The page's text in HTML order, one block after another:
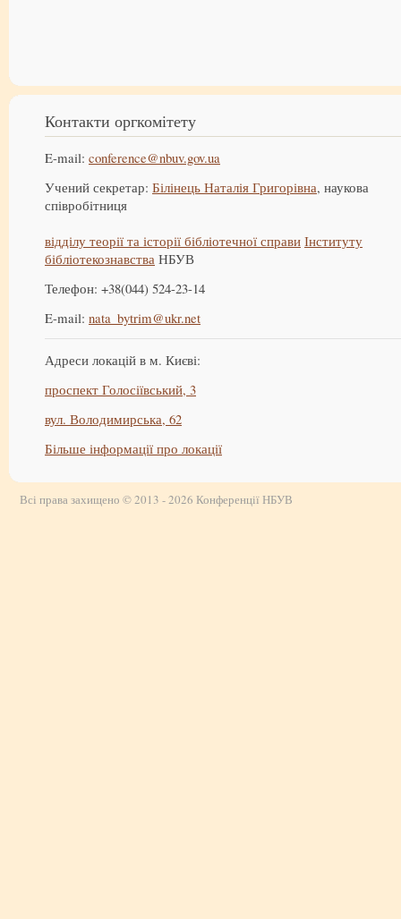
Контакти оргкомітету
E-mail: conference@nbuv.gov.ua
Учений секретар: Білінець Наталія Григорівна, наукова
співробітниця
відділу теорії та історії бібліотечної справи Інституту
бібліотекознавства НБУВ
Телефон: +38(044) 524-23-14
E-mail: nata_bytrim@ukr.net
Адреси локацій в м. Києві:
проспект Голосіївський, 3
вул. Володимирська, 62
Більше інформації про локації
Всі права захищено © 2013 - 2026 Конференції НБУВ